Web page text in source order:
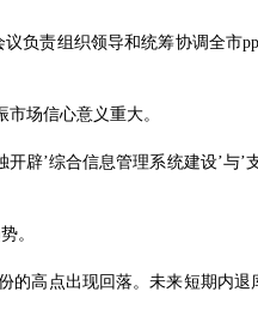
负责组织领导和统筹协调全市
市场信心意义重大。
开辟’综合信息管理系统建设’与’
。
的高点出现回落。未来短期内退